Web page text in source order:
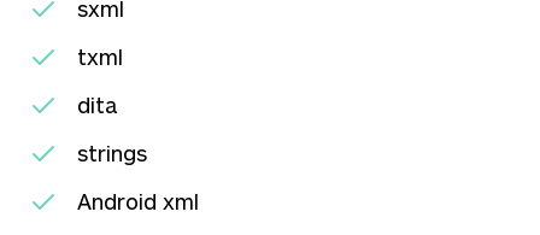
sxml
txml
dita
strings
Android xml